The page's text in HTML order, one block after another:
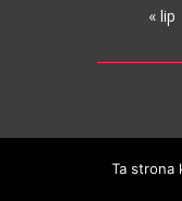
« lip
Ta strona